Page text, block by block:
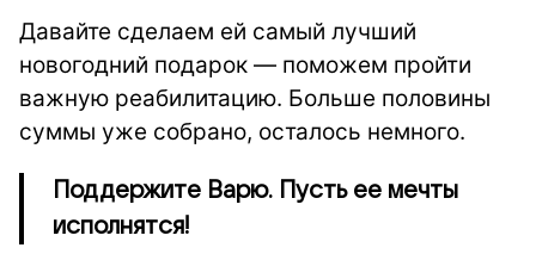
Давайте сделаем ей самый лучший
новогодний подарок — поможем пройти
важную реабилитацию. Больше половины
суммы уже собрано, осталось немного.
Поддержите Варю. Пусть ее мечты
исполнятся!